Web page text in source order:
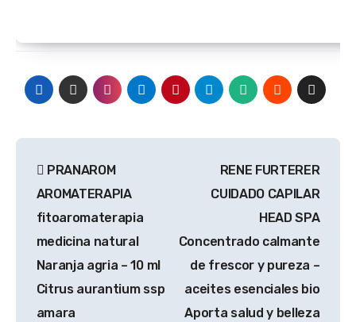
de
entradas
PRANAROM
AROMATERAPIA
fitoaromaterapia
medicina natural
Naranja agria – 10 ml
Citrus aurantium ssp
amara
RENE FURTERER
CUIDADO CAPILAR
HEAD SPA
Concentrado calmante
de frescor y pureza –
aceites esenciales bio
Aporta salud y belleza